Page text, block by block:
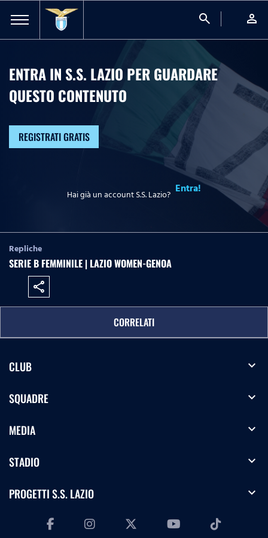
search person
ENTRA IN S.S. LAZIO PER GUARDARE
QUESTO CONTENUTO
REGISTRATI GRATIS
Hai già un account S.S. Lazio? Entra!
Repliche
SERIE B FEMMINILE | LAZIO WOMEN-GENOA
share
CORRELATI
CLUB expand_more
SQUADRE expand_more
MEDIA expand_more
STADIO expand_more
PROGETTI S.S. LAZIO expand_more